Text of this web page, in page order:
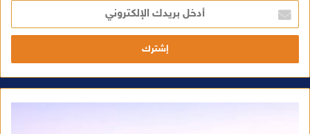
أ
خ
ل
ر